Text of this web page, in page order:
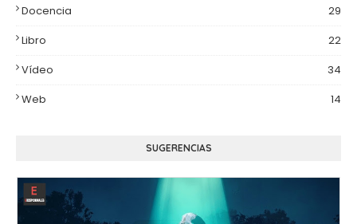
Docencia
29
Libro
22
Vídeo
34
Web
14
SUGERENCIAS